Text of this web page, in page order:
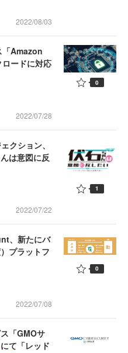
2022/08/03
「Amazon
ードに対応
2022/07/28
0
クション、
は意図に反
2022/07/22
1
、新たにバ
プラットフ
2022/07/08
0
「GMOサ
て「レッド